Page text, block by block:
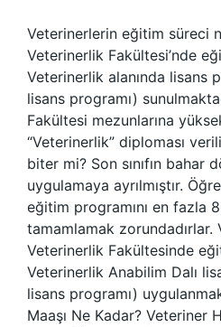
Veterinerlerin eğitim süreci
Veterinerlik Fakültesi’nde
Veterinerlik alanında lisans
lisans programı)
Fakültesi mezunlarına
“Veterinerlik” diploması
biter mi? Son sınıfın bahar
uygulamaya ayrılmıştır.
eğitim programını en fazla
tamamlamak zorundadırlar.
Veterinerlik Fakültesinde
Veterinerlik Anabilim Dalı
lisans programı)
Maaşı Ne Kadar? Veteriner